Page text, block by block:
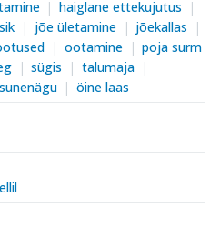
haiglane ettekujutus
jõe ületamine
jõekallas
ootamine
poja surm
sügis
talumaja
öine laas